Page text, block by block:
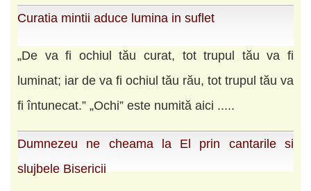
Curatia mintii aduce lumina in suflet
„De va fi ochiul tău curat, tot trupul tău va fi
luminat; iar de va fi ochiul tău rău, tot trupul tău va
fi întunecat.” „Ochi” este numită aici .....
Dumnezeu ne cheama la El prin cantarile si
slujbele Bisericii